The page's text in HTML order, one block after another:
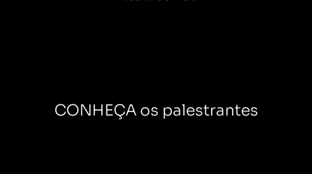
CONHEÇA os palestrantes